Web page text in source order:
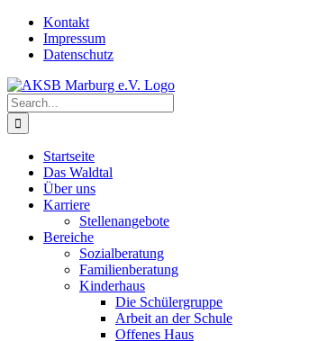
Skip
content
Kontakt
Impressum
Datenschutz
Search
for:
Startseite
Das Waldtal
Über uns
Karriere
Stellenangebote
Bereiche
Sozialberatung
Familienberatung
Kinderhaus
Die Schülergruppe
Arbeit an der Schule
Offenes Haus